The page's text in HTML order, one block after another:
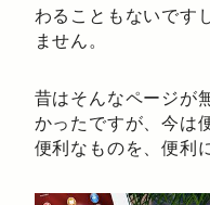
わることもないです
ません。
昔はそんなページが
かったですが、今は
便利なものを、便利